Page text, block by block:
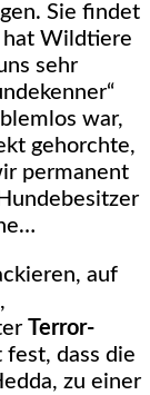
Sie findet
hat Wildtiere
sehr
war,
gehorchte,
permanent
auf
Terror-
dass die
zu einer